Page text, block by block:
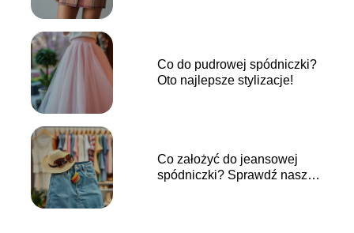
Co do pudrowej spódniczki?
Oto najlepsze stylizacje!
Co założyć do jeansowej
spódniczki? Sprawdź nasze